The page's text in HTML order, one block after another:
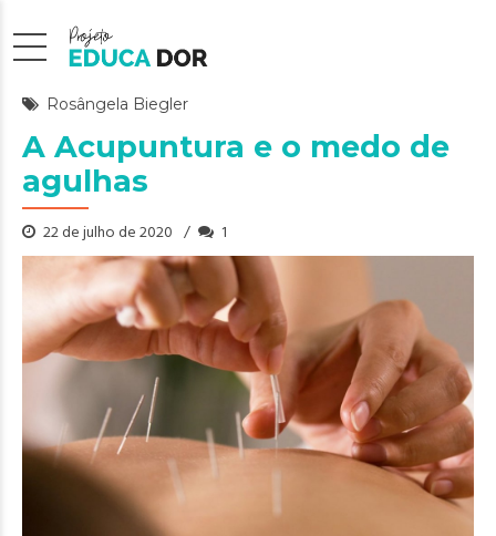
Rosângela Biegler
A Acupuntura e o medo de
agulhas
22 de julho de 2020 1